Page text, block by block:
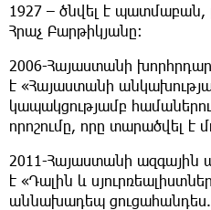
1927 – ծնվել է
Հրաչ Բարթիկյանը։
2006-Հայաստանի
է «Հայաստանի
կապակցությամբ
որոշումը, որը տարածվել է
2011-Հայաստանի ազգային
է «Դալին և
աննախադեպ